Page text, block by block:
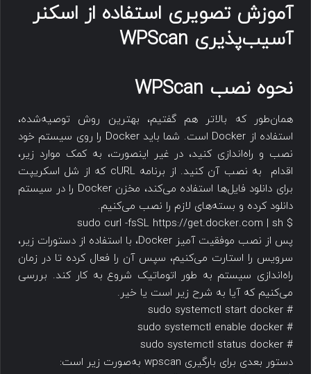
آموزش تصویری استفاده از اسکنر
آسیب‌پذیری WPScan
نحوه نصب WPScan
همان‌طور که بالاتر هم گفتیم، بهترین روش توصیه‌شده،
استفاده از Docker است. شما باید Docker را روی سیستم خود
نصب و راه‌اندازی کنید، در غیر اینصورت، به کمک موارد زیر،
اقدام به نصب آن کنید. از برنامه cURL که از شل اسکریپت
برای دانلود فایل‌ها استفاده می‌کند، مخزن Docker را در سیستم
دانلود کرده و بسته‌های لازم را نصب می‌کنیم.
$ sudo curl -fsSL https://get.docker.com | sh
پس از نصب موفقیت آمیز Docker، با استفاده از دستورات زیر،
سرویس را استارت می‌کنیم، سپس آن را فعال کرده تا در زمان
راه‌اندازی سیستم به طور اتوماتیک شروع به کار کند. بررسی
می‌کنیم که آیا به شرح زیر است یا خیر.
# sudo systemctl start docker
# sudo systemctl enable docker
# sudo systemctl status docker
دستور بعدی برای بارگیری wpscan به‌صورت زیر است: